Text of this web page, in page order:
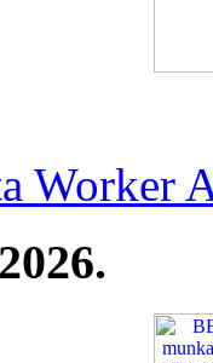
Worker